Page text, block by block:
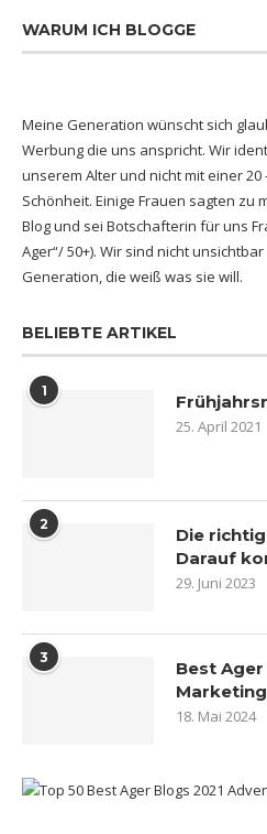
WARUM ICH BLOGGE
Meine Generation wünscht sich
Werbung die uns anspricht. Wir
unserem Alter und nicht mit einer
Schönheit. Einige Frauen sagten zu
Blog und sei Botschafterin für uns
Ager“/ 50+). Wir sind nicht
Generation, die weiß was sie will.
BELIEBTE ARTIKEL
1
25. April 2021
2
Die
Darauf
29. Juni 2023
3
Best
Marketing
18. Mai 2024